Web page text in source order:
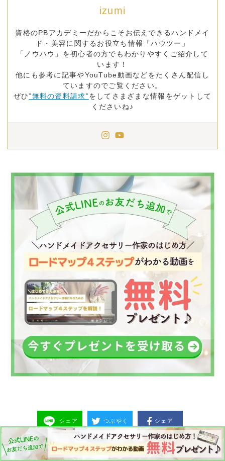
izumi
資格のPBアカデミーだからこそお伝えできるハンドメイ
ド・美容に関するお役立ち情報「ハウツー」
「ノウハウ」を初心者の方でもわかりやすくご紹介して
います！
他にも参考に記事やYouTube動画などをたくさん配信し
ていますのでご覧ください。
ぜひ”無料の資料請求”をしてさまざまな情報をゲットして
くださいね♪
シェア つぶやく シェア